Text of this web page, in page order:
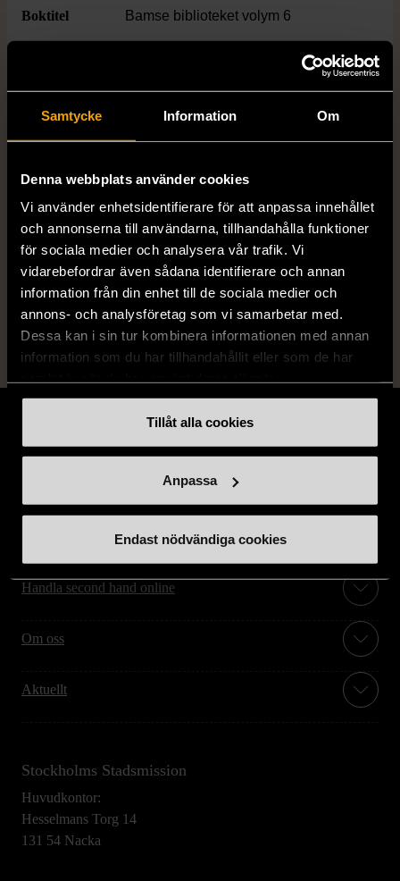
Samtycke Information Om
Denna webbplats använder cookies
Vi använder enhetsidentifierare för att anpassa innehållet
och annonserna till användarna, tillhandahålla funktioner
för sociala medier och analysera vår trafik. Vi
vidarebefordrar även sådana identifierare och annan
information från din enhet till de sociala medier och
annons- och analysföretag som vi samarbetar med.
Dessa kan i sin tur kombinera informationen med annan
information som du har tillhandahållit eller som de har
Tillåt alla cookies
Anpassa
Endast nödvändiga cookies
Boktitel Bamse biblioteket volym 6
ISBN 91-7269-261-8
Produkten är sparsamt använd, är av fin
kvalitet och ska inte ha några skador eller
förslitningar.
Handla second hand online
Om oss
Aktuellt
Stockholms Stadsmission
Huvudkontor:
Hesselmans Torg 14
131 54 Nacka